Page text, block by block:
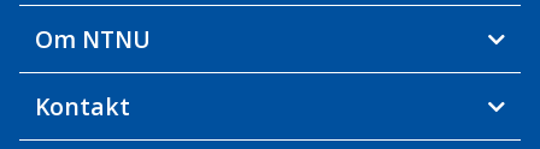
Om NTNU
Kontakt